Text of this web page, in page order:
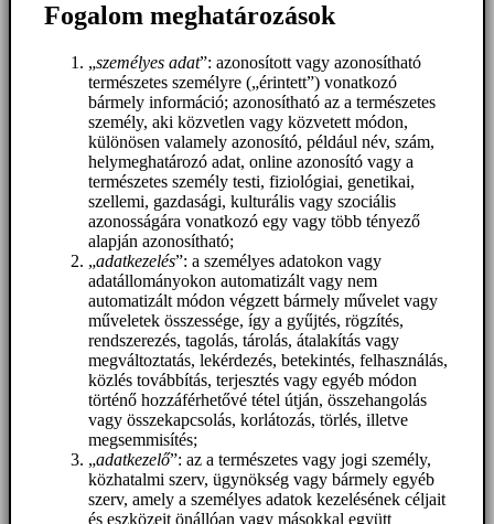
Fogalom meghatározások
„személyes adat”: azonosított vagy azonosítható
természetes személyre („érintett”) vonatkozó
bármely információ; azonosítható az a természetes
személy, aki közvetlen vagy közvetett módon,
különösen valamely azonosító, például név, szám,
helymeghatározó adat, online azonosító vagy a
természetes személy testi, fiziológiai, genetikai,
szellemi, gazdasági, kulturális vagy szociális
azonosságára vonatkozó egy vagy több tényező
alapján azonosítható;
„adatkezelés”: a személyes adatokon vagy
adatállományokon automatizált vagy nem
automatizált módon végzett bármely művelet vagy
műveletek összessége, így a gyűjtés, rögzítés,
rendszerezés, tagolás, tárolás, átalakítás vagy
megváltoztatás, lekérdezés, betekintés, felhasználás,
közlés továbbítás, terjesztés vagy egyéb módon
történő hozzáférhetővé tétel útján, összehangolás
vagy összekapcsolás, korlátozás, törlés, illetve
megsemmisítés;
„adatkezelő”: az a természetes vagy jogi személy,
közhatalmi szerv, ügynökség vagy bármely egyéb
szerv, amely a személyes adatok kezelésének céljait
és eszközeit önállóan vagy másokkal együtt